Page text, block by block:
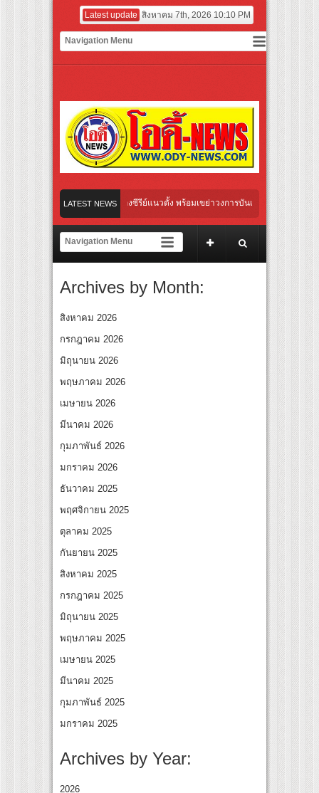
Latest update สิงหาคม 7th, 2026 10:10 PM
LATEST NEWS
งไทย เตรียมเดบิวต์ลงซีรีย์แนวตั้ง พร้อมเขย่าวงการบันเทิงยุคดิจิทัล
ลใหม่ “Your Candy” พร้อมเสิร์ฟ MV สดใส ได้ “ต้าเหนิง” และ “ณิชา” ร่วมเติมสีสัน
ปลุกกระแส ผิวโชกุ ผิวโชว์ได้ ตอบโจทย์คนรุ่นใหม่
“Under Her Rules ใต้เงาจันทรา” เปิดเคมี “อุ้ม–มีนา” ประกบคู่ครั้งสำคัญ ชวนแฟ
“เลิกอาย เลิกเงียบ เลิกชะล่าใจ” เรื่อง HPV ในแคมเปญ “HPV ไม่เป็นไร…ไม่ได้”
งไทย เตรียมเดบิวต์ลงซีรีย์แนวตั้ง พร้อมเขย่าวงการบันเทิงยุคดิจิทัล
Archives by Month:
สิงหาคม 2026
กรกฎาคม 2026
มิถุนายน 2026
พฤษภาคม 2026
เมษายน 2026
มีนาคม 2026
กุมภาพันธ์ 2026
มกราคม 2026
ธันวาคม 2025
พฤศจิกายน 2025
ตุลาคม 2025
กันยายน 2025
สิงหาคม 2025
กรกฎาคม 2025
มิถุนายน 2025
พฤษภาคม 2025
เมษายน 2025
มีนาคม 2025
กุมภาพันธ์ 2025
มกราคม 2025
Archives by Year:
2026